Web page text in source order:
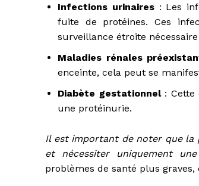
Infections urinaires: Les
fuite de protéines. Ces
surveillance étroite
Maladies rénales
enceinte, cela peut se
Diabète gestationnel: Cette
une protéinurie.
Il est important de noter que la
et nécessiter uniquement une
problèmes de santé plus